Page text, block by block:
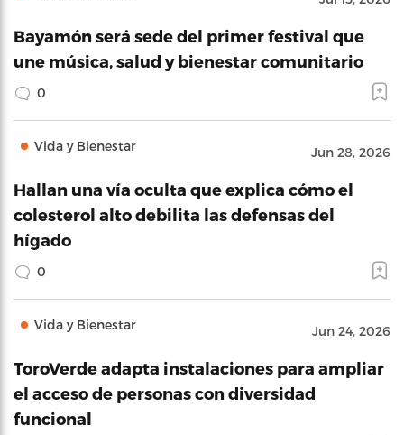
Bayamón será sede del primer festival que
une música, salud y bienestar comunitario
0
Vida y Bienestar Jun 28, 2026
Hallan una vía oculta que explica cómo el
colesterol alto debilita las defensas del
hígado
0
Vida y Bienestar Jun 24, 2026
ToroVerde adapta instalaciones para ampliar
el acceso de personas con diversidad
funcional